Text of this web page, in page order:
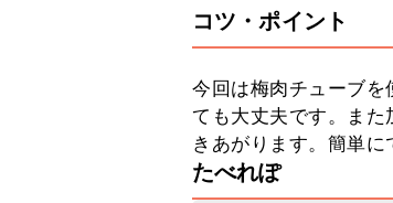
コツ・ポイント
今回は梅肉チューブを
ても大丈夫です。ま
きあがります。簡単に
たべれぽ